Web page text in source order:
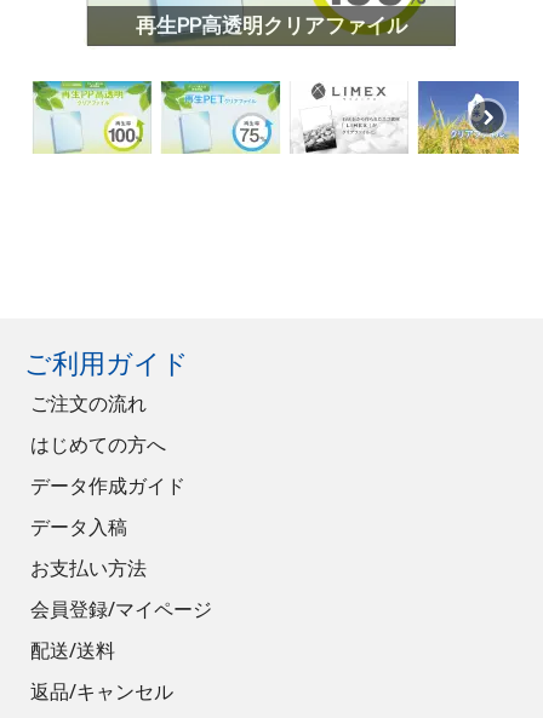
再生PP高透明クリアファイル
ご利用ガイド
ご注文の流れ
はじめての方へ
データ作成ガイド
データ入稿
お支払い方法
会員登録/マイページ
配送/送料
返品/キャンセル